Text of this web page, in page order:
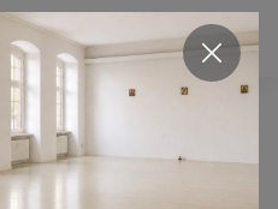
DE
unsere
inBerlin